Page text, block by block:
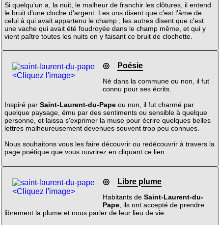
Si quelqu'un a, la nuit, le malheur de franchir les clôtures, il entend
le bruit d'une cloche d'argent. Les uns disent que c'est l'âme de
celui à qui avait appartenu le champ ; les autres disent que c'est
une vache qui avait été foudroyée dans le champ même, et qui y
vient paître toutes les nuits en y faisant ce bruit de clochette.
<Cliquez l'image>
◎ Poésie
Né dans la commune ou non, il fut
connu pour ses écrits.
Inspiré par Saint-Laurent-du-Papeou non, il fut charmé par
quelque paysage, ému par des sentiments ou sensible à quelque
personne, et laissa s'exprimer la muse pour écrire quelques belles
lettres malheureusement devenues souvent trop peu connues.
Nous souhaitons vous les faire découvrir ou redécouvrir à travers la
page poétique que vous ouvrirez en cliquant ce lien...
<Cliquez l'image>
◎ Libre plume
Habitants de Saint-Laurent-du-
Pape, ils ont accepté de prendre
librement la plume et nous parler de leur lieu de vie.